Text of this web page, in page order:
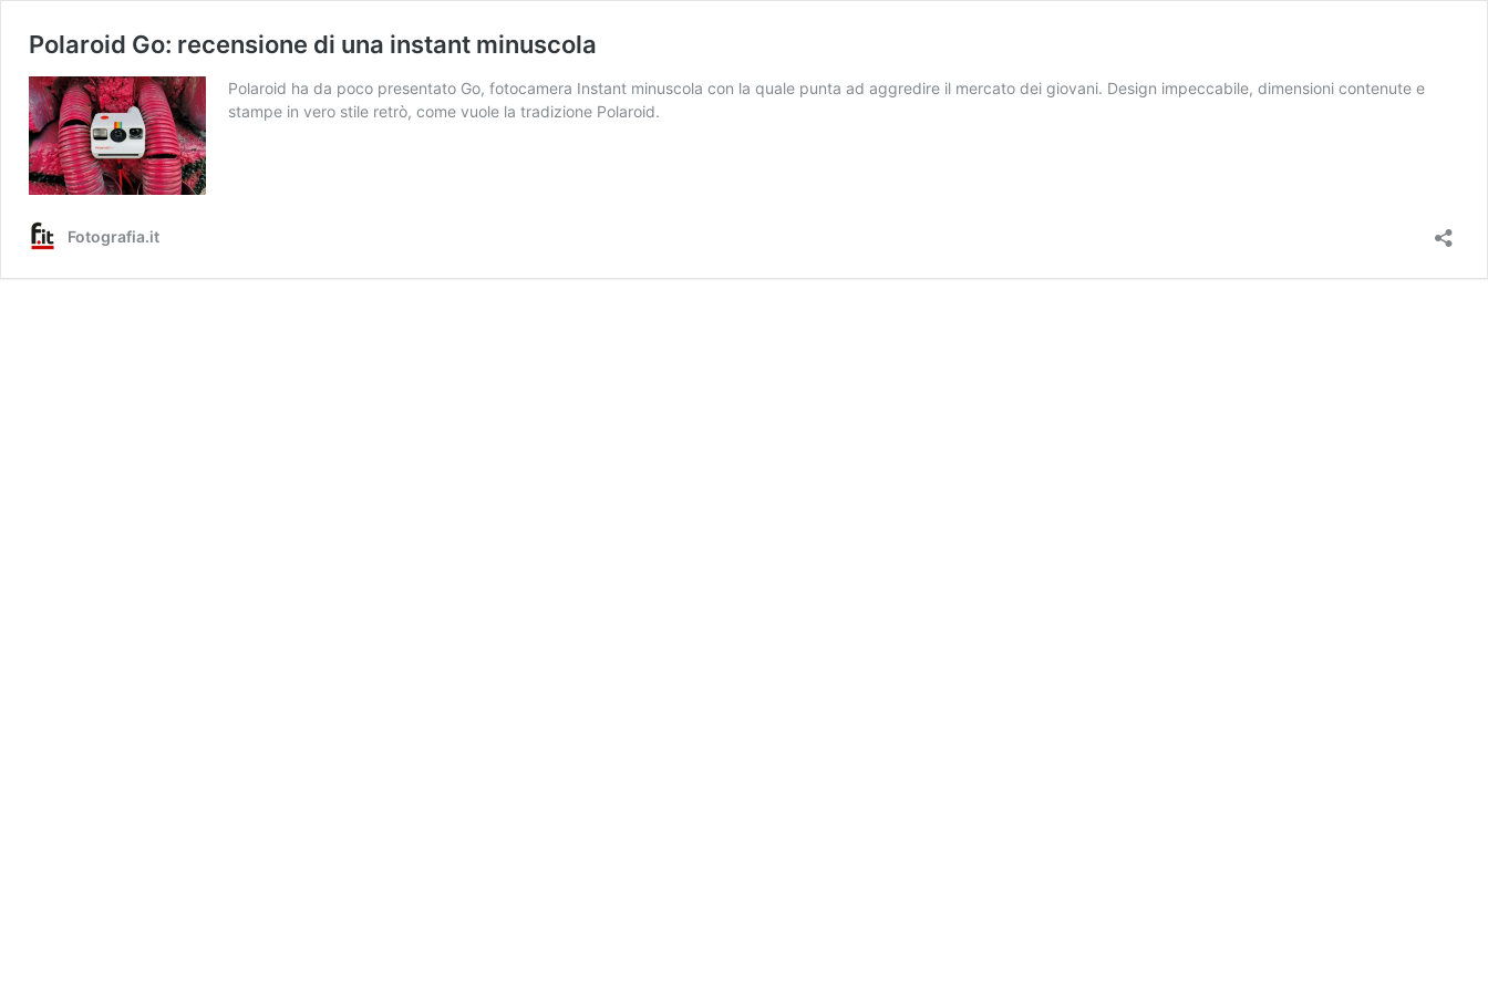
Polaroid Go: recensione di una instant minuscola
Polaroid ha da poco presentato Go, fotocamera Instant minuscola con la quale punta ad aggredire il mercato dei giovani. Design impeccabile, dimensioni contenute e
stampe in vero stile retrò, come vuole la tradizione Polaroid.
Fotografia.it